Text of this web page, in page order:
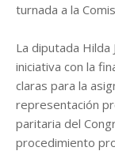
turnada a la
La diputada Hilda
iniciativa con la
claras para la
representación
paritaria del
procedimiento